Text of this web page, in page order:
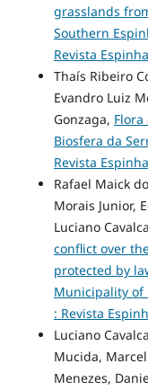
grasslands
Southern
Revista
Thaís Ribeiro
Evandro Luiz
Gonzaga,
Biosfera da
Revista
Rafael Maick
Morais Junior,
Luciano
conflict over
protected by
Municipality of
: Revista
Luciano
Mucida,
Menezes,